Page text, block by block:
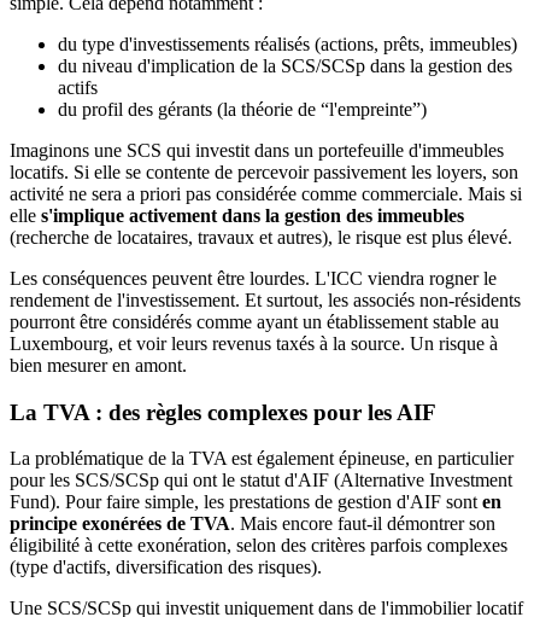
du type d'investissements réalisés (actions, prêts, immeubles)
du niveau d'implication de la SCS/SCSp dans la gestion des
actifs
du profil des gérants (la théorie de “l'empreinte”)
Imaginons une SCS qui investit dans un portefeuille d'immeubles
locatifs. Si elle se contente de percevoir passivement les loyers, son
activité ne sera a priori pas considérée comme commerciale. Mais si
elle s'implique activement dans la gestion des immeubles
(recherche de locataires, travaux et autres), le risque est plus élevé.
Les conséquences peuvent être lourdes. L'ICC viendra rogner le
rendement de l'investissement. Et surtout, les associés non-résidents
pourront être considérés comme ayant un établissement stable au
Luxembourg, et voir leurs revenus taxés à la source. Un risque à
bien mesurer en amont.
La TVA : des règles complexes pour les AIF
La problématique de la TVA est également épineuse, en particulier
pour les SCS/SCSp qui ont le statut d'AIF (Alternative Investment
Fund). Pour faire simple, les prestations de gestion d'AIF sont en
principe exonérées de TVA. Mais encore faut-il démontrer son
éligibilité à cette exonération, selon des critères parfois complexes
(type d'actifs, diversification des risques).
Une SCS/SCSp qui investit uniquement dans de l'immobilier locatif